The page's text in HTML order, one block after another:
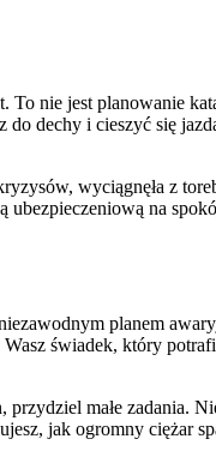
To nie jest planowanie
dechy i cieszyć się
wyciągnęła z
ubezpieczeniową na
planem
świadek, który
małe zadania.
jak ogromny ciężar